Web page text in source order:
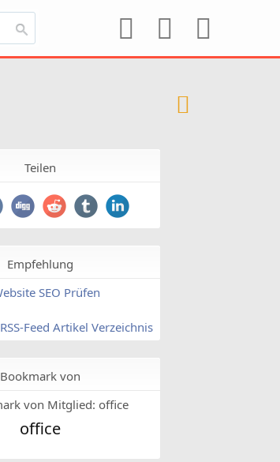
Teilen
Empfehlung
Bookmark von
office